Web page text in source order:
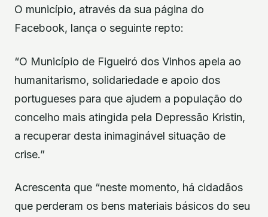
O município, através da sua página do
Facebook, lança o seguinte repto:
“O Município de Figueiró dos Vinhos apela ao
humanitarismo, solidariedade e apoio dos
portugueses para que ajudem a população do
concelho mais atingida pela Depressão Kristin,
a recuperar desta inimaginável situação de
crise.”
Acrescenta que “neste momento, há cidadãos
que perderam os bens materiais básicos do seu